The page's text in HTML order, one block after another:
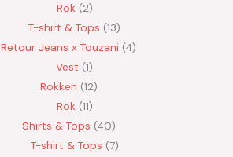
Rok 2
T-shirt & Tops 13
Retour Jeans x Touzani 4
Vest 1
Rokken 12
Rok 11
Shirts & Tops 40
T-shirt & Tops 7